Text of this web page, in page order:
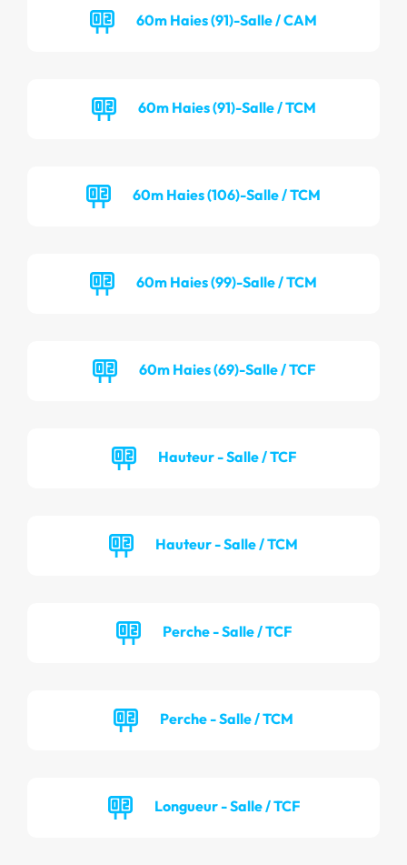
60m Haies (91)-Salle / CAM
60m Haies (91)-Salle / TCM
60m Haies (106)-Salle / TCM
60m Haies (99)-Salle / TCM
60m Haies (69)-Salle / TCF
Hauteur - Salle / TCF
Hauteur - Salle / TCM
Perche - Salle / TCF
Perche - Salle / TCM
Longueur - Salle / TCF